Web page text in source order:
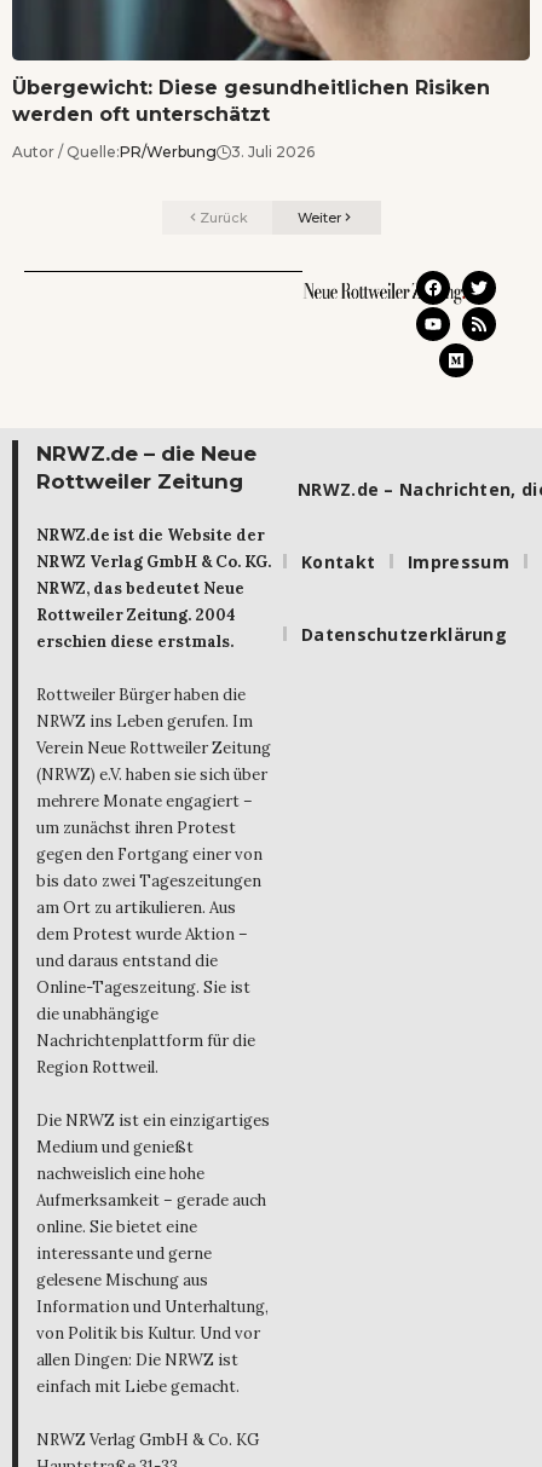
Übergewicht: Diese gesundheitlichen Risiken
werden oft unterschätzt
Autor / Quelle:PR/Werbung 3. Juli 2026
Zurück Weiter
NRWZ.de – die Neue
Rottweiler Zeitung
NRWZ.de ist die Website der
NRWZ Verlag GmbH & Co. KG.
NRWZ, das bedeutet Neue
Rottweiler Zeitung. 2004
erschien diese erstmals.
Rottweiler Bürger haben die
NRWZ ins Leben gerufen. Im
Verein Neue Rottweiler Zeitung
(NRWZ) e.V. haben sie sich über
mehrere Monate engagiert –
um zunächst ihren Protest
gegen den Fortgang einer von
bis dato zwei Tageszeitungen
am Ort zu artikulieren. Aus
dem Protest wurde Aktion –
und daraus entstand die
Online-Tageszeitung. Sie ist
die unabhängige
Nachrichtenplattform für die
Region Rottweil.
Die NRWZ ist ein einzigartiges
Medium und genießt
nachweislich eine hohe
Aufmerksamkeit – gerade auch
online. Sie bietet eine
interessante und gerne
gelesene Mischung aus
Information und Unterhaltung,
von Politik bis Kultur. Und vor
allen Dingen: Die NRWZ ist
einfach mit Liebe gemacht.
NRWZ Verlag GmbH & Co. KG
NRWZ.de – Nachrichten,
Kontakt Impressum
Datenschutzerklärung